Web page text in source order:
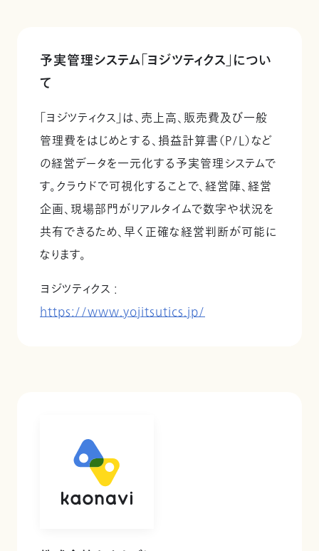
予実管理システム「ヨジツティクス」につい
て
「ヨジツティクス」は、売上高、販売費及び一般
管理費をはじめとする、損益計算書（P/L）など
の経営データを一元化する予実管理システムで
す。クラウドで可視化することで、経営陣、経営
企画、現場部門がリアルタイムで数字や状況を
共有できるため、早く正確な経営判断が可能に
なります。
ヨジツティクス :
https://www.yojitsutics.jp/